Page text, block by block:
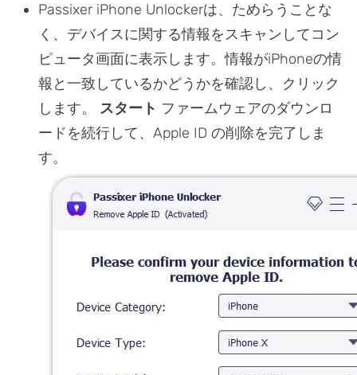
Passixer iPhone Unlockerは、ためらうことな
く、デバイスに関する情報をスキャンしてコン
ピュータ画面に表示します。情報がiPhoneの情
報と一致しているかどうかを確認し、クリック
します。 スタート ファームウェアのダウンロ
ードを続行して、Apple ID の削除を完了しま
す。